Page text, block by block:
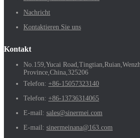
Nachricht
Kontaktieren Sie uns
Kontakt
No.159,Yucai
Province,China,325206
Telefon: +86-15057323140
Telefon: +86-13736314065
E-mail: sales@sinermei.com
E-mail: sinermeinana@163.com